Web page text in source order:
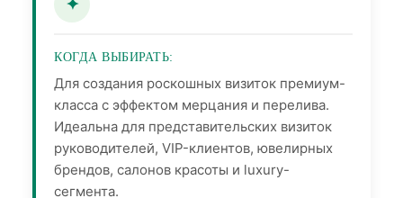
КОГДА ВЫБИРАТЬ:
Для создания роскошных визиток премиум-
класса с эффектом мерцания и перелива.
Идеальна для представительских визиток
руководителей, VIP-клиентов, ювелирных
брендов, салонов красоты и luxury-
сегмента.